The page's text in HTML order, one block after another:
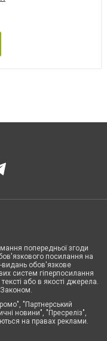
попередньої згоди
посилання на
видань обов'язкове
систем гіперпосилання
або в якості джерела.
"Партнерський
новини", "Пресреліз",
на правах реклами.